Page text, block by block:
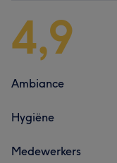
4,9
Ambiance
Hygiëne
Medewerkers